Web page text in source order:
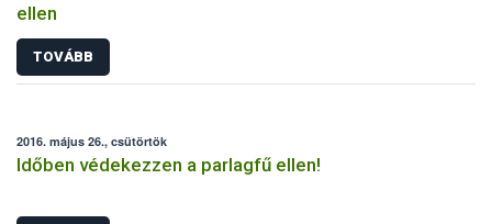
ellen
TOVÁBB
2016. május 26., csütörtök
Időben védekezzen a parlagfű ellen!